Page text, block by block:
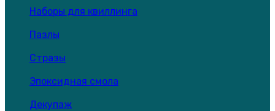
Наборы для квиллинга
Пазлы
Стразы
Эпоксидная смола
Декупаж